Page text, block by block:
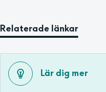
Relaterade länkar
Lär dig mer